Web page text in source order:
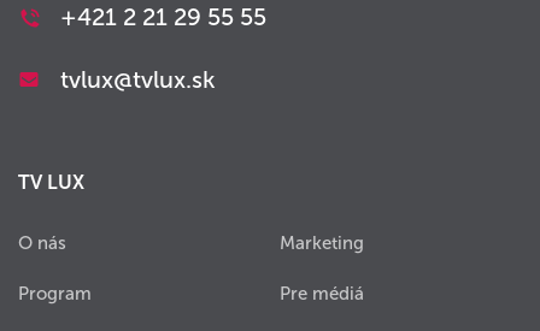
+421 2 21 29 55 55
tvlux@tvlux.sk
TV LUX
O nás
Program
Marketing
Pre médiá